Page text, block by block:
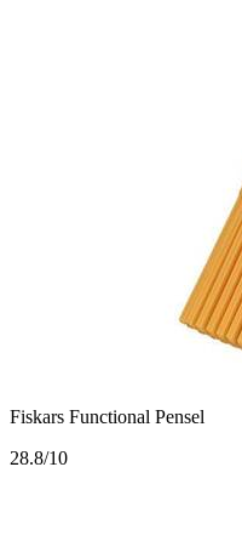
Fiskars Functional Pensel
28.8/10